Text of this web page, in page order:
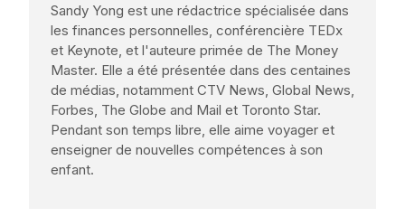
Sandy Yong est une rédactrice spécialisée dans
les finances personnelles, conférencière TEDx
et Keynote, et l'auteure primée de The Money
Master. Elle a été présentée dans des centaines
de médias, notamment CTV News, Global News,
Forbes, The Globe and Mail et Toronto Star.
Pendant son temps libre, elle aime voyager et
enseigner de nouvelles compétences à son
enfant.